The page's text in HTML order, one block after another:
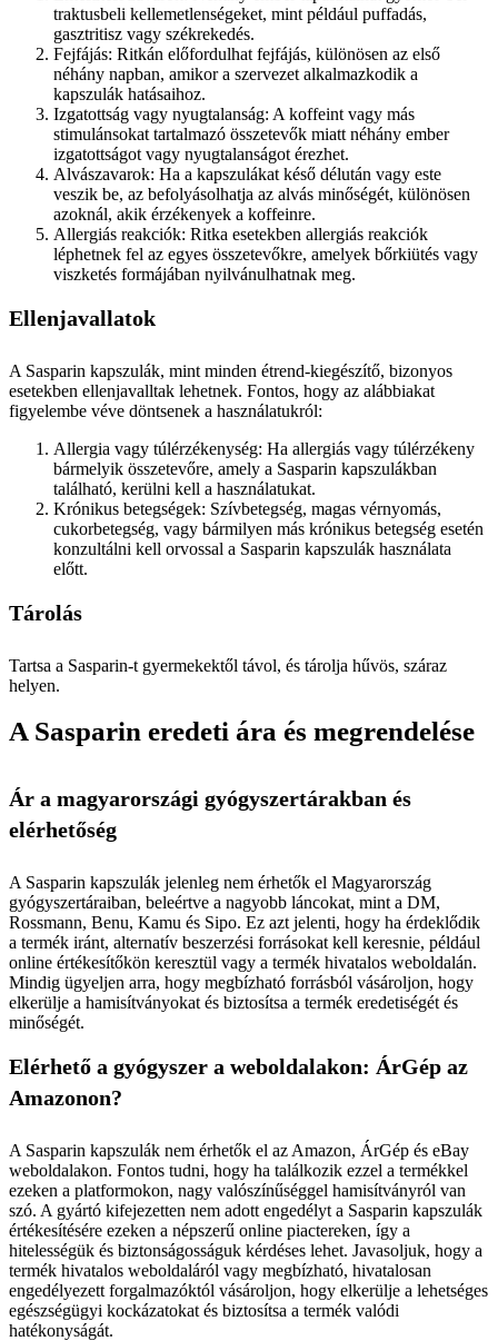
traktusbeli kellemetlenségeket, mint például puffadás,
gasztritisz vagy székrekedés.
Fejfájás: Ritkán előfordulhat fejfájás, különösen az első
néhány napban, amikor a szervezet alkalmazkodik a
kapszulák hatásaihoz.
Izgatottság vagy nyugtalanság: A koffeint vagy más
stimulánsokat tartalmazó összetevők miatt néhány ember
izgatottságot vagy nyugtalanságot érezhet.
Alvászavarok: Ha a kapszulákat késő délután vagy este
veszik be, az befolyásolhatja az alvás minőségét, különösen
azoknál, akik érzékenyek a koffeinre.
Allergiás reakciók: Ritka esetekben allergiás reakciók
léphetnek fel az egyes összetevőkre, amelyek bőrkiütés vagy
viszketés formájában nyilvánulhatnak meg.
Ellenjavallatok
A Sasparin kapszulák, mint minden étrend-kiegészítő, bizonyos
esetekben ellenjavalltak lehetnek. Fontos, hogy az alábbiakat
figyelembe véve döntsenek a használatukról:
Allergia vagy túlérzékenység: Ha allergiás vagy túlérzékeny
bármelyik összetevőre, amely a Sasparin kapszulákban
található, kerülni kell a használatukat.
Krónikus betegségek: Szívbetegség, magas vérnyomás,
cukorbetegség, vagy bármilyen más krónikus betegség esetén
konzultálni kell orvossal a Sasparin kapszulák használata
előtt.
Tárolás
Tartsa a Sasparin-t gyermekektől távol, és tárolja hűvös, száraz
helyen.
A Sasparin eredeti ára és megrendelése
Ár a magyarországi gyógyszertárakban és
elérhetőség
A Sasparin kapszulák jelenleg nem érhetők el Magyarország
gyógyszertáraiban, beleértve a nagyobb láncokat, mint a DM,
Rossmann, Benu, Kamu és Sipo. Ez azt jelenti, hogy ha érdeklődik
a termék iránt, alternatív beszerzési forrásokat kell keresnie, például
online értékesítőkön keresztül vagy a termék hivatalos weboldalán.
Mindig ügyeljen arra, hogy megbízható forrásból vásároljon, hogy
elkerülje a hamisítványokat és biztosítsa a termék eredetiségét és
minőségét.
Elérhető a gyógyszer a weboldalakon: ÁrGép az
Amazonon?
A Sasparin kapszulák nem érhetők el az Amazon, ÁrGép és eBay
weboldalakon. Fontos tudni, hogy ha találkozik ezzel a termékkel
ezeken a platformokon, nagy valószínűséggel hamisítványról van
szó. A gyártó kifejezetten nem adott engedélyt a Sasparin kapszulák
értékesítésére ezeken a népszerű online piactereken, így a
hitelességük és biztonságosságuk kérdéses lehet. Javasoljuk, hogy a
termék hivatalos weboldaláról vagy megbízható, hivatalosan
engedélyezett forgalmazóktól vásároljon, hogy elkerülje a lehetséges
egészségügyi kockázatokat és biztosítsa a termék valódi
hatékonyságát.